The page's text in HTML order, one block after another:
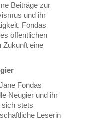
Beiträge zur
und ihr
Fondas
öffentlichen
Zukunft eine
Fondas
Neugier und ihr
sich stets
Leserin